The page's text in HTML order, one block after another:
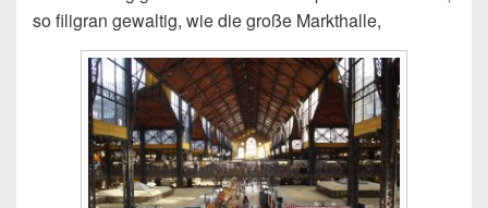
so filigran gewaltig, wie die große Markthalle,